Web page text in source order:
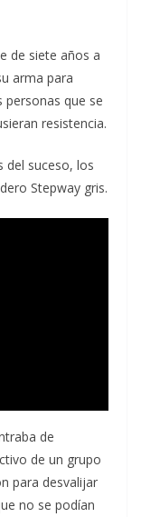
de siete años a
arma para
que se
resistencia.
del suceso, los
Stepway gris.
de
de un grupo
para desvalijar
no se podían